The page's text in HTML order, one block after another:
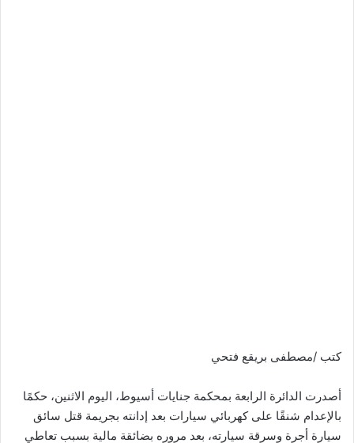
كتب /مصطفى بريقع فتحي
أصدرت الدائرة الرابعة بمحكمة جنايات أسيوط، اليوم الاثنين، حكمًا
بالإعدام شنقًا على كهربائي سيارات بعد إدانته بجريمة قتل سائق
سيارة أجرة وسرقة سيارته، بعد مروره بضائقة مالية بسبب تعاطي